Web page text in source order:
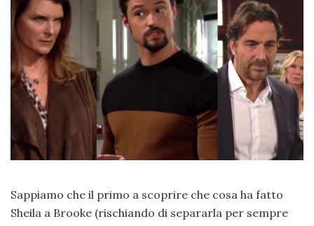
Sappiamo che il primo a scoprire che cosa ha fatto
Sheila a Brooke (rischiando di separarla per sempre